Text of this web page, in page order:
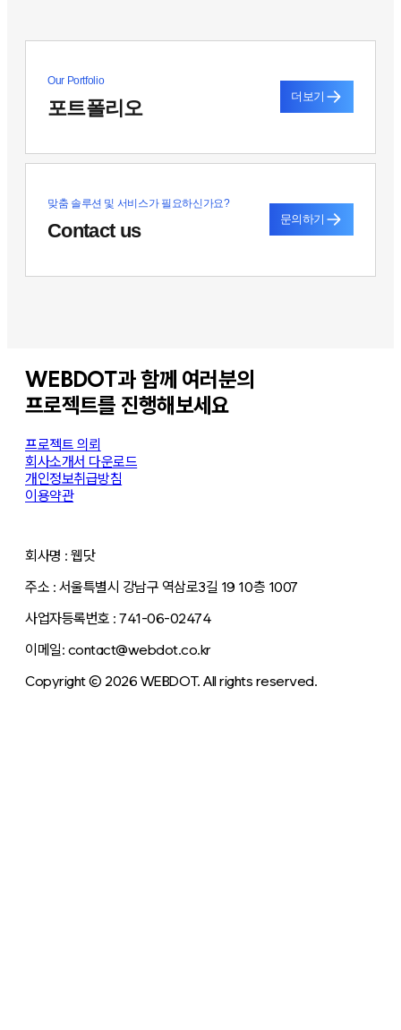
Our Portfolio
포트폴리오
더보기
맞춤 솔루션 및 서비스가 필요하신가요?
Contact us
문의하기
WEBDOT과 함께 여러분의
프로젝트를 진행해보세요
프로젝트 의뢰
회사소개서 다운로드
개인정보취급방침
이용약관
회사명 : 웹닷
주소 : 서울특별시 강남구 역삼로3길 19 10층 1007
사업자등록번호 : 741-06-02474
이메일: contact@webdot.co.kr
Copyright © 2026 WEBDOT. All rights reserved.